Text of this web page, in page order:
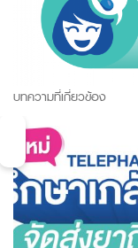
บทความที่เกี่ยวข้อง